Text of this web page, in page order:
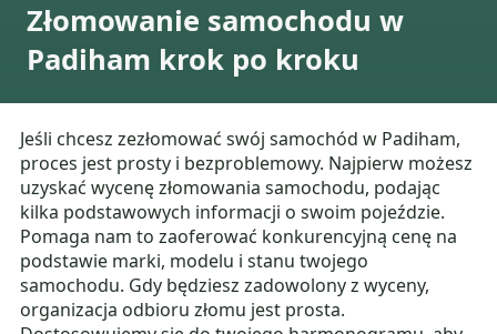
Złomowanie samochodu w
Padiham krok po kroku
Jeśli chcesz zezłomować swój samochód w Padiham,
proces jest prosty i bezproblemowy. Najpierw możesz
uzyskać wycenę złomowania samochodu, podając
kilka podstawowych informacji o swoim pojeździe.
Pomaga nam to zaoferować konkurencyjną cenę na
podstawie marki, modelu i stanu twojego
samochodu. Gdy będziesz zadowolony z wyceny,
organizacja odbioru złomu jest prosta.